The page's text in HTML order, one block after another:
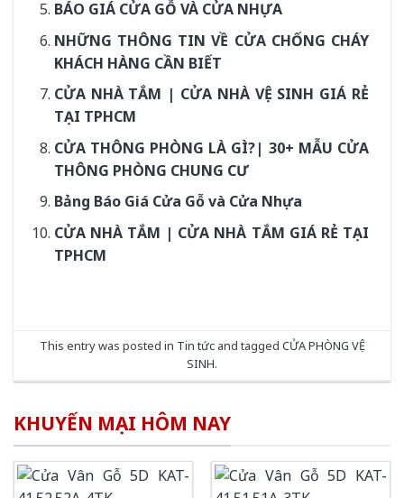
BÁO GIÁ CỬA GỖ VÀ CỬA NHỰA
NHỮNG THÔNG TIN VỀ CỬA CHỐNG CHÁY
KHÁCH HÀNG CẦN BIẾT
CỬA NHÀ TẮM | CỬA NHÀ VỆ SINH GIÁ RẺ
TẠI TPHCM
CỬA THÔNG PHÒNG LÀ GÌ?| 30+ MẪU CỬA
THÔNG PHÒNG CHUNG CƯ
Bảng Báo Giá Cửa Gỗ và Cửa Nhựa
CỬA NHÀ TẮM | CỬA NHÀ TẮM GIÁ RẺ TẠI
TPHCM
This entry was posted in Tin tứcand tagged CỬA PHÒNG VỆ
SINH.
KHUYẾN MẠI HÔM NAY